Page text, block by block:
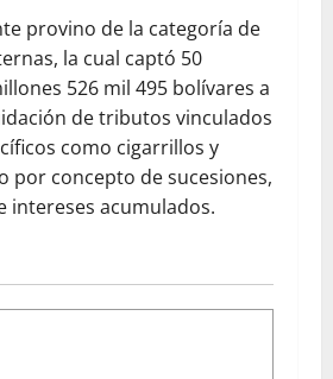
provino de la categoría de
la cual captó 50
526 mil 495 bolívares a
de tributos vinculados
como cigarrillos y
por concepto de sucesiones,
intereses acumulados.